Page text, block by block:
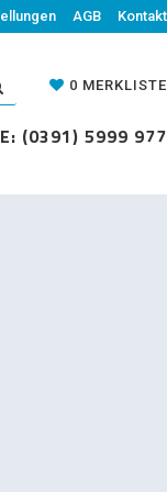
Kontakt
MERKLISTE
5999 977
AGB Kontakt
0 MERKLISTE
(0391) 5999 977